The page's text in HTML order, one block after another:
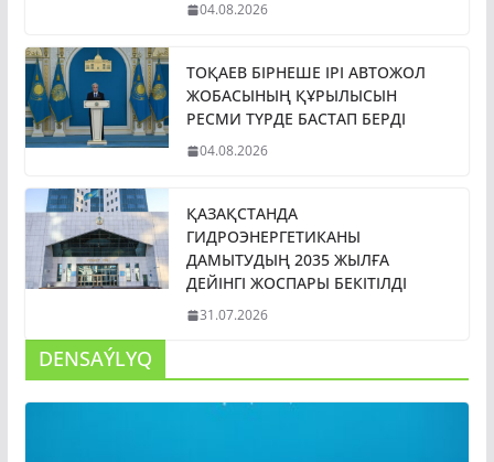
04.08.2026
ТОҚАЕВ БІРНЕШЕ ІРІ АВТОЖОЛ
ЖОБАСЫНЫҢ ҚҰРЫЛЫСЫН
РЕСМИ ТҮРДЕ БАСТАП БЕРДІ
04.08.2026
ҚАЗАҚСТАНДА
ГИДРОЭНЕРГЕТИКАНЫ
ДАМЫТУДЫҢ 2035 ЖЫЛҒА
ДЕЙІНГІ ЖОСПАРЫ БЕКІТІЛДІ
31.07.2026
DENSAÝLYQ